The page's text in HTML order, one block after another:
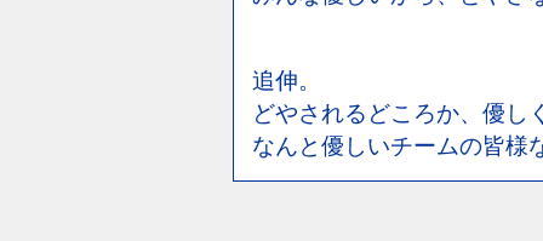
追伸。
どやされるどころか、優し
なんと優しいチームの皆様